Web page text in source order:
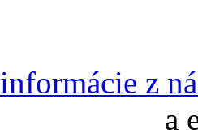
informácie z
a